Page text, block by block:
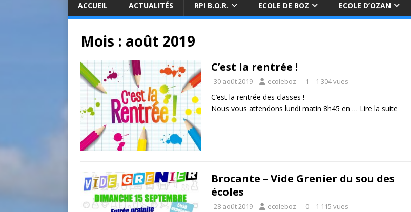
ACCUEIL ACTUALITÉS RPI B.O.R. ECOLE DE BOZ ECOLE D’OZAN
Mois : août 2019
C’est la rentrée !
30 août 2019 ecoleboz 1 1 304 vues
C’est la rentrée des classes !
Nous vous attendons lundi matin 8h45 en … Lire la suite
Brocante – Vide Grenier du sou des
écoles
28 août 2019 ecoleboz 0 1 115 vues